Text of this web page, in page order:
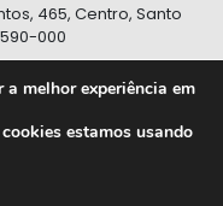
465, Centro, Santo
000
a melhor experiência em
estamos usando